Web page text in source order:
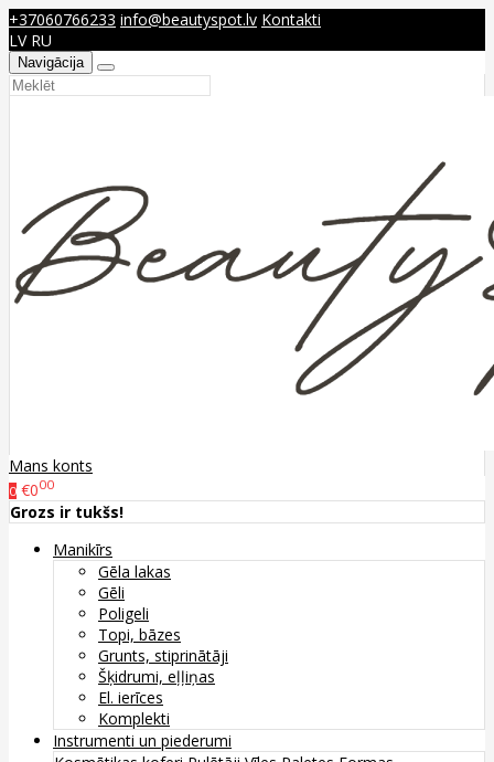
+37060766233 info@beautyspot.lv Kontakti
LV RU
Navigācija
Mans konts
0 €000
Grozs ir tukšs!
Manikīrs
Gēla lakas
Gēli
Poligeli
Topi, bāzes
Grunts, stiprinātāji
Šķidrumi, eļļiņas
El. ierīces
Komplekti
Instrumenti un piederumi